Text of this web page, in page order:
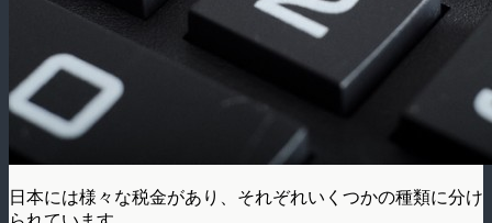
日本には様々な税金があり、それぞれいくつかの種類に分け